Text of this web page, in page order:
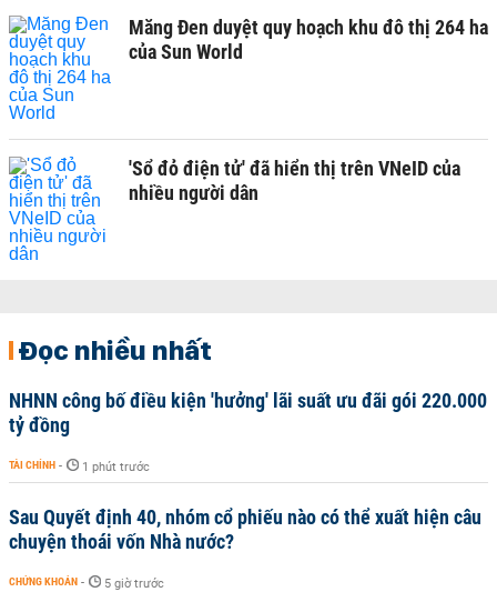
Măng Đen duyệt quy hoạch khu đô thị 264 ha
của Sun World
'Sổ đỏ điện tử' đã hiển thị trên VNeID của
nhiều người dân
Đọc nhiều nhất
NHNN công bố điều kiện 'hưởng' lãi suất ưu đãi gói 220.000
tỷ đồng
TÀI CHÍNH - 1 phút trước
Sau Quyết định 40, nhóm cổ phiếu nào có thể xuất hiện câu
chuyện thoái vốn Nhà nước?
CHỨNG KHOÁN - 5 giờ trước